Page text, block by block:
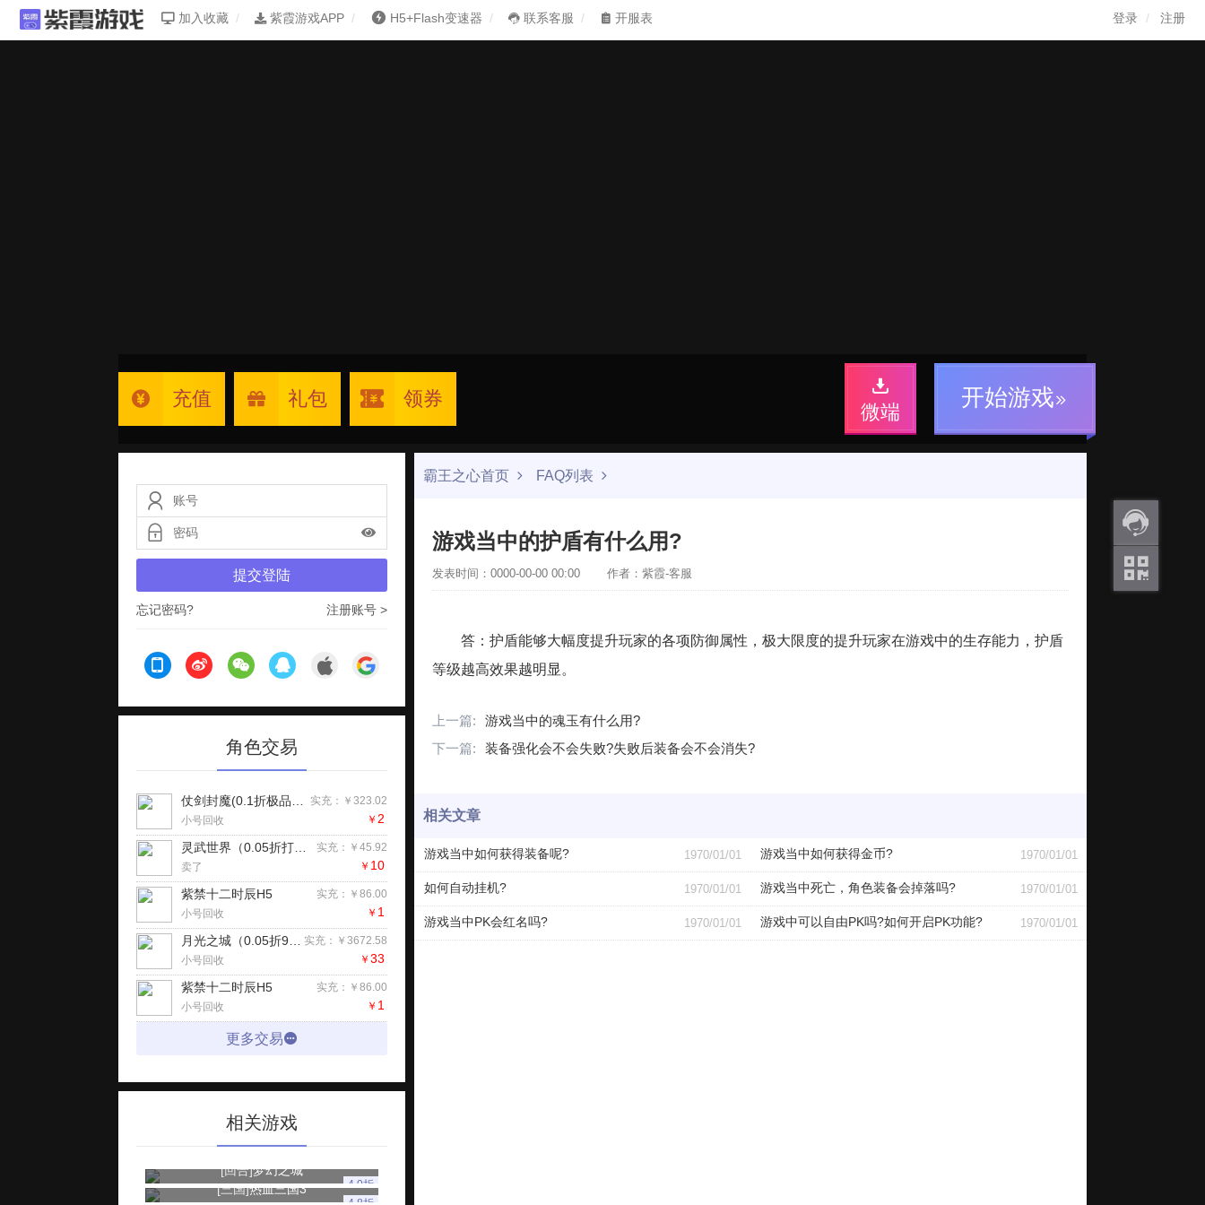
加入收藏 紫霞游戏APP H5+Flash变速器 联系客服 开服表 登录 注册
微端
充值 礼包 领券 开始游戏
提交登陆
忘记密码? 注册账号 >
角色交易
实充：￥323.02
仗剑封魔(0.1折极品侠客任选)H5
小号回收 ￥ 2
实充：￥45.92
灵武世界（0.05折打金版）
卖了 ￥ 10
实充：￥86.00
紫禁十二时辰H5
小号回收 ￥ 1
实充：￥3672.58
月光之城（0.05折98元真买断版）H5
小号回收 ￥ 33
实充：￥86.00
紫禁十二时辰H5
小号回收 ￥ 1
更多交易
相关游戏
[回合]梦幻之城
4.0折
[三国]热血三国3
霸王之心首页 FAQ列表
游戏当中的护盾有什么用?
发表时间：0000-00-00 00:00 作者：紫霞-客服
答：护盾能够大幅度提升玩家的各项防御属性，极大限度的提升玩家在游戏中的生存能力，护盾
等级越高效果越明显。
上一篇:
游戏当中的魂玉有什么用?
下一篇:
装备强化会不会失败?失败后装备会不会消失?
相关文章
1970/01/01
游戏当中如何获得装备呢? 1970/01/01
游戏当中如何获得金币?
1970/01/01
如何自动挂机? 1970/01/01
游戏当中死亡，角色装备会掉落吗?
1970/01/01
游戏当中PK会红名吗? 1970/01/01
游戏中可以自由PK吗?如何开启PK功能?
返利
咨询